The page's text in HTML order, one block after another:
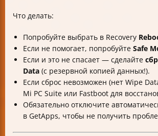
Что делать:
Попробуйте выбрать в Recovery
Если не помогает, попробуйте Safe
Если и это не спасает — сделайте
Data (с резервной копией данных!).
Если сброс невозможен (нет Wipe
Mi PC Suite или Fastboot для
Обязательно отключите
в GetApps, чтобы не получить